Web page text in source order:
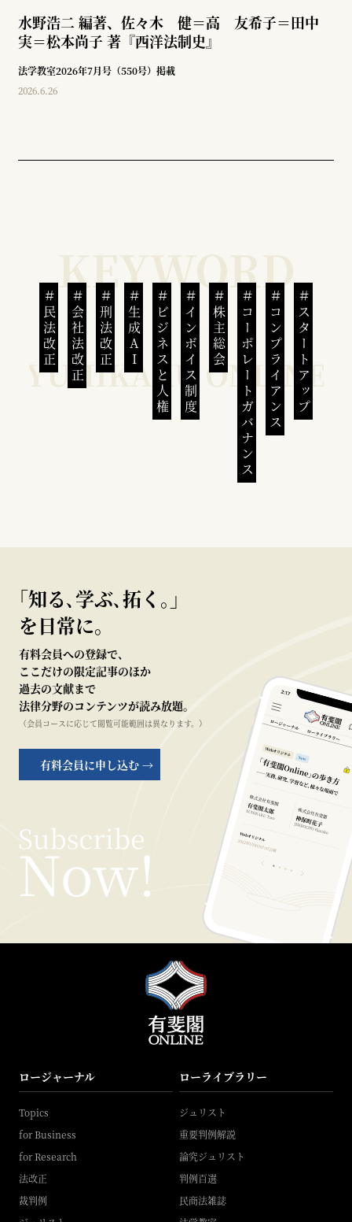
水野浩二 編著、佐々木 健＝高 友希子＝田中
実＝松本尚子 著『西洋法制史』
法学教室2026年7月号（550号）掲載
2026.6.26
民法改正 会社法改正 刑法改正 生成AI ビジネスと人権インボイス制度 株主総会 コーポレートガバナンスコンプライアンススタートアップ
｢知る､学ぶ､拓く｡｣
を日常に。
有料会員への登録で、
ここだけの限定記事のほか
過去の文献まで
法律分野のコンテンツが読み放題。
（会員コースに応じて閲覧可能範囲は異なります。）
有料会員に申し込む →
ロージャーナル
Topics
for Business
for Research
法改正
裁判例
ローライブラリー
ジュリスト
重要判例解説
論究ジュリスト
判例百選
民商法雑誌